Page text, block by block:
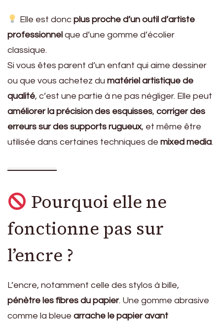
Elle est donc plus proche d’un outil d’artiste
professionnel que d’une gomme d’écolier
classique.
Si vous êtes parent d’un enfant qui aime dessiner
ou que vous achetez du matériel artistique de
qualité, c’est une partie à ne pas négliger. Elle peut
améliorer la précision des esquisses, corriger des
erreurs sur des supports rugueux, et même être
utilisée dans certaines techniques de mixed media.
Pourquoi elle ne
fonctionne pas sur
l’encre ?
L’encre, notamment celle des stylos à bille,
pénètre les fibres du papier. Une gomme abrasive
comme la bleue arrache le papier avant